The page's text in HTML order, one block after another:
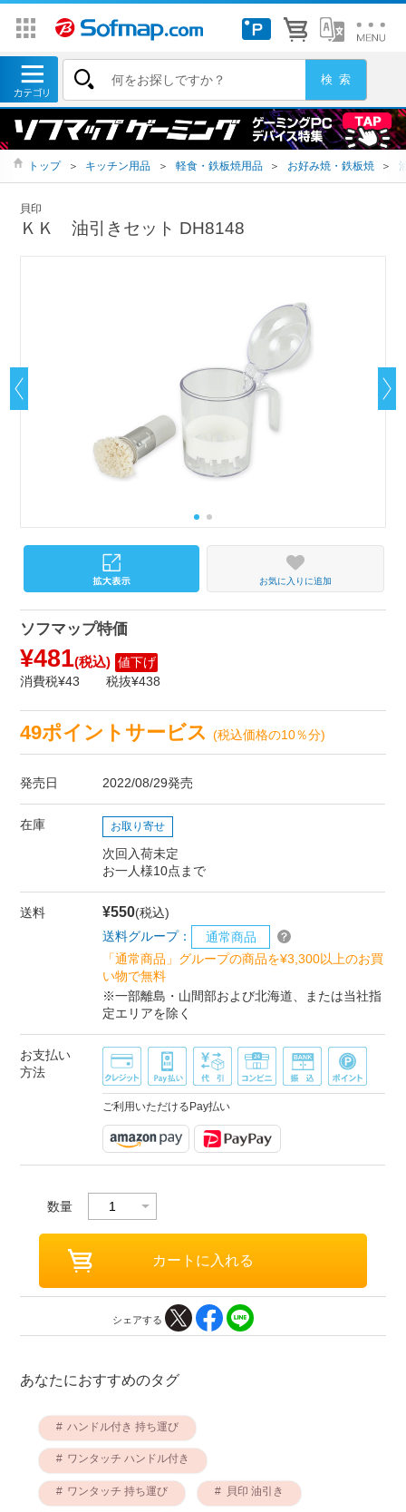
トップ ＞ キッチン用品 ＞ 軽食・鉄板焼用品 ＞ お好み焼・鉄板焼 ＞
貝印
ＫＫ 油引きセット DH8148
お気に入りに追加
ソフマップ特価
¥481(税込) 値下げ
消費税¥43
税抜¥438
49ポイントサービス(税込価格の10％分)
発売日 2022/08/29発売
在庫 お取り寄せ
次回入荷未定
お一人様10点まで
送料 ¥550(税込)
送料グループ：
通常商品
「通常商品」グループの商品を¥3,300以上のお買
い物で無料
※一部離島・山間部および北海道、または当社指
定エリアを除く
お支払い
方法
ご利用いただけるPay払い
数量
シェアする
あなたにおすすめのタグ
ハンドル付き 持ち運び
ワンタッチ ハンドル付き
ワンタッチ 持ち運び 貝印 油引き